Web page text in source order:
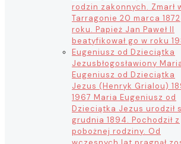
rodzin zakonnych. Zmarł
Tarragonie 20 marca 1872
roku. Papież Jan Paweł II
beatyfikował go w roku
Eugeniusz od Dzieciątka
Jezusbłogosławiony
Eugeniusz od Dzieciątka
Jezus (Henryk Grialou)
1967 Maria Eugeniusz od
Dzieciątka Jezus urodził
grudnia 1894. Pochodził z
pobożnej rodziny. Od